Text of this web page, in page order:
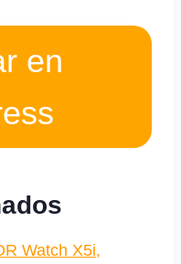
en
Watch X5i,